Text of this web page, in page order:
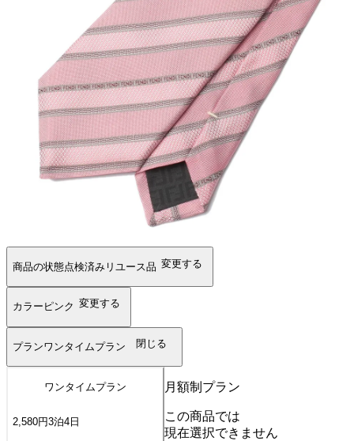
商品の状態点検済みリユース品 変更する
カラー ピンク 変更する
プランワンタイムプラン 閉じる
ワンタイムプラン
2,580円3泊4 日
月額制プラン
この商品では
現在選択できません